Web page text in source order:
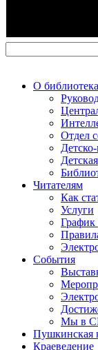
О
Отдел
Читателям
Как
Услуги
График
События
Мы в
Пушкинская
Краеведение